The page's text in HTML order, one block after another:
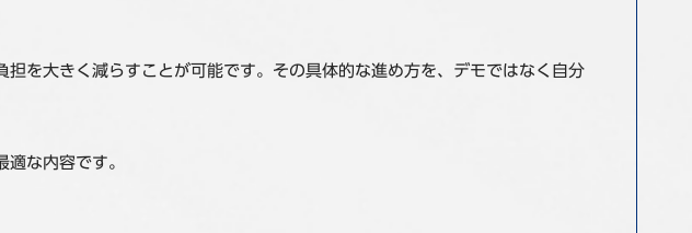
を大きく減らすことが可能です。その具体的な進め方を、デモではなく自分
な内容です。